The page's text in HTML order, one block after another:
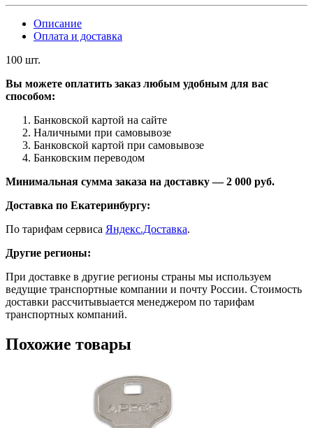
Описание
Оплата и доставка
100 шт.
Вы можете оплатить заказ любым удобным для вас
способом:
Банковской картой на сайте
Наличными при самовывозе
Банковской картой при самовывозе
Банковским переводом
Минимальная сумма заказа на доставку — 2 000 руб.
Доставка по Екатеринбургу:
По тарифам сервиса Яндекс.Доставка.
Другие регионы:
При доставке в другие регионы страны мы используем
ведущие транспортные компании и почту России. Стоимость
доставки рассчитывыается менеджером по тарифам
транспортных компаний.
Похожие товары